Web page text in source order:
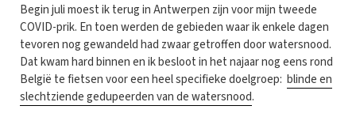
Begin juli moest ik terug in Antwerpen zijn voor mijn tweede
COVID-prik. En toen werden de gebieden waar ik enkele dagen
tevoren nog gewandeld had zwaar getroffen door watersnood.
Dat kwam hard binnen en ik besloot in het najaar nog eens rond
België te fietsen voor een heel specifieke doelgroep: blinde en
slechtziende gedupeerden van de watersnood.